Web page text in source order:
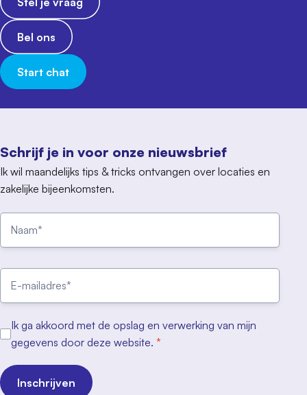
Schrijf je in voor onze nieuwsbrief
Ik wil maandelijks tips & tricks ontvangen over locaties en
zakelijke bijeenkomsten.
Ik ga akkoord met de opslag en verwerking van mijn
gegevens door deze website. *
Inschrijven
Bel ons
Start chat